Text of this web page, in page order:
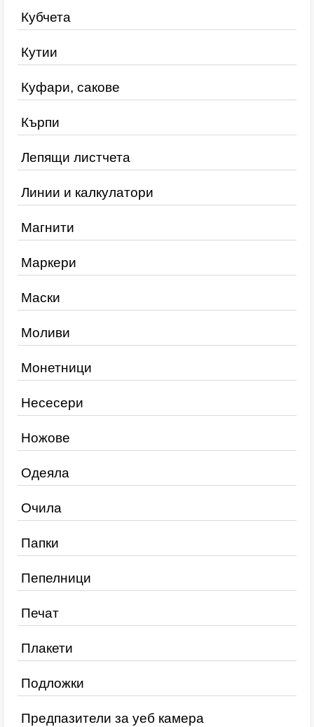
Кубчета
Кутии
Куфари, сакове
Кърпи
Лепящи листчета
Линии и калкулатори
Магнити
Маркери
Маски
Моливи
Монетници
Несесери
Ножове
Одеяла
Очила
Папки
Пепелници
Печат
Плакети
Подложки
Предпазители за уеб камера